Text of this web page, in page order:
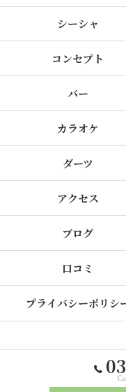
シーシャ
コンセプト
バー
カラオケ
ダーツ
アクセス
ブログ
口コミ
プライバシーポリシ